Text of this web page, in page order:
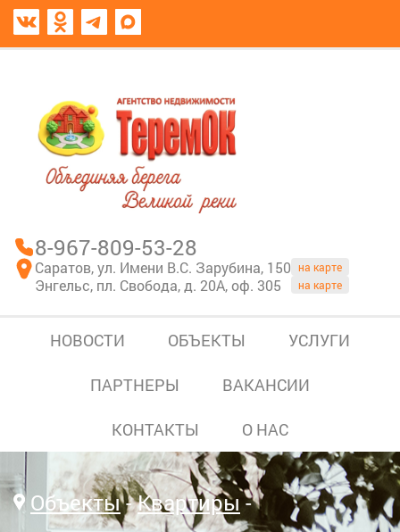
8-967-809-53-28
Саратов, ул. Имени В.С. Зарубина, 150 на карте
Энгельс, пл. Свобода, д. 20А, оф. 305 на карте
НОВОСТИ ОБЪЕКТЫ УСЛУГИ
ПАРТНЕРЫ ВАКАНСИИ
КОНТАКТЫ О НАС
Объекты Квартиры